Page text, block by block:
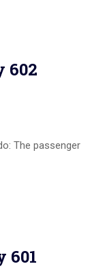
602
The passenger
601